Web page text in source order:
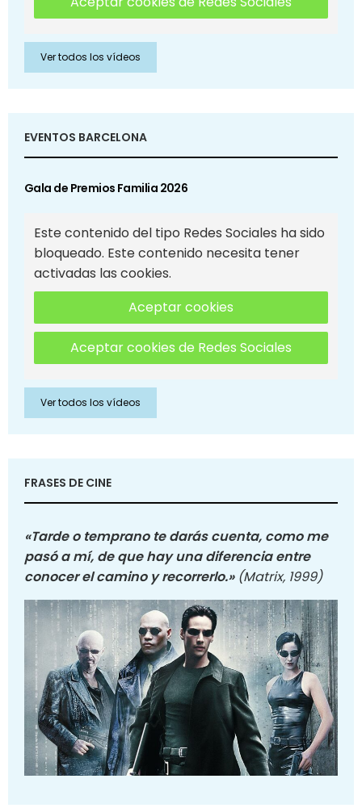
Ver todos los vídeos
EVENTOS BARCELONA
Gala de Premios Familia 2026
Este contenido del tipo Redes Sociales ha sido
bloqueado. Este contenido necesita tener
activadas las cookies.
Aceptar cookies
Aceptar cookies de Redes Sociales
Ver todos los vídeos
FRASES DE CINE
«Tarde o temprano te darás cuenta, como me
pasó a mí, de que hay una diferencia entre
conocer el camino y recorrerlo.» (Matrix, 1999)